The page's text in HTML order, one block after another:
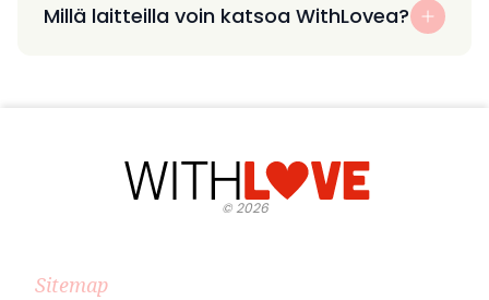
Millä laitteilla voin katsoa WithLovea?
©2026
Sitemap